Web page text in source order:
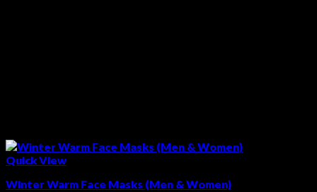
Quick View
Winter Warm Face Masks (Men & Women)